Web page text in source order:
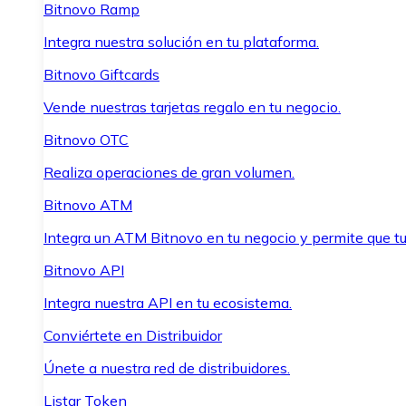
Bitnovo Ramp
Integra nuestra solución en tu plataforma.
Bitnovo Giftcards
Vende nuestras tarjetas regalo en tu negocio.
Bitnovo OTC
Realiza operaciones de gran volumen.
Bitnovo ATM
Integra un ATM Bitnovo en tu negocio y permite que
Bitnovo API
Integra nuestra API en tu ecosistema.
Conviértete en Distribuidor
Únete a nuestra red de distribuidores.
Listar Token